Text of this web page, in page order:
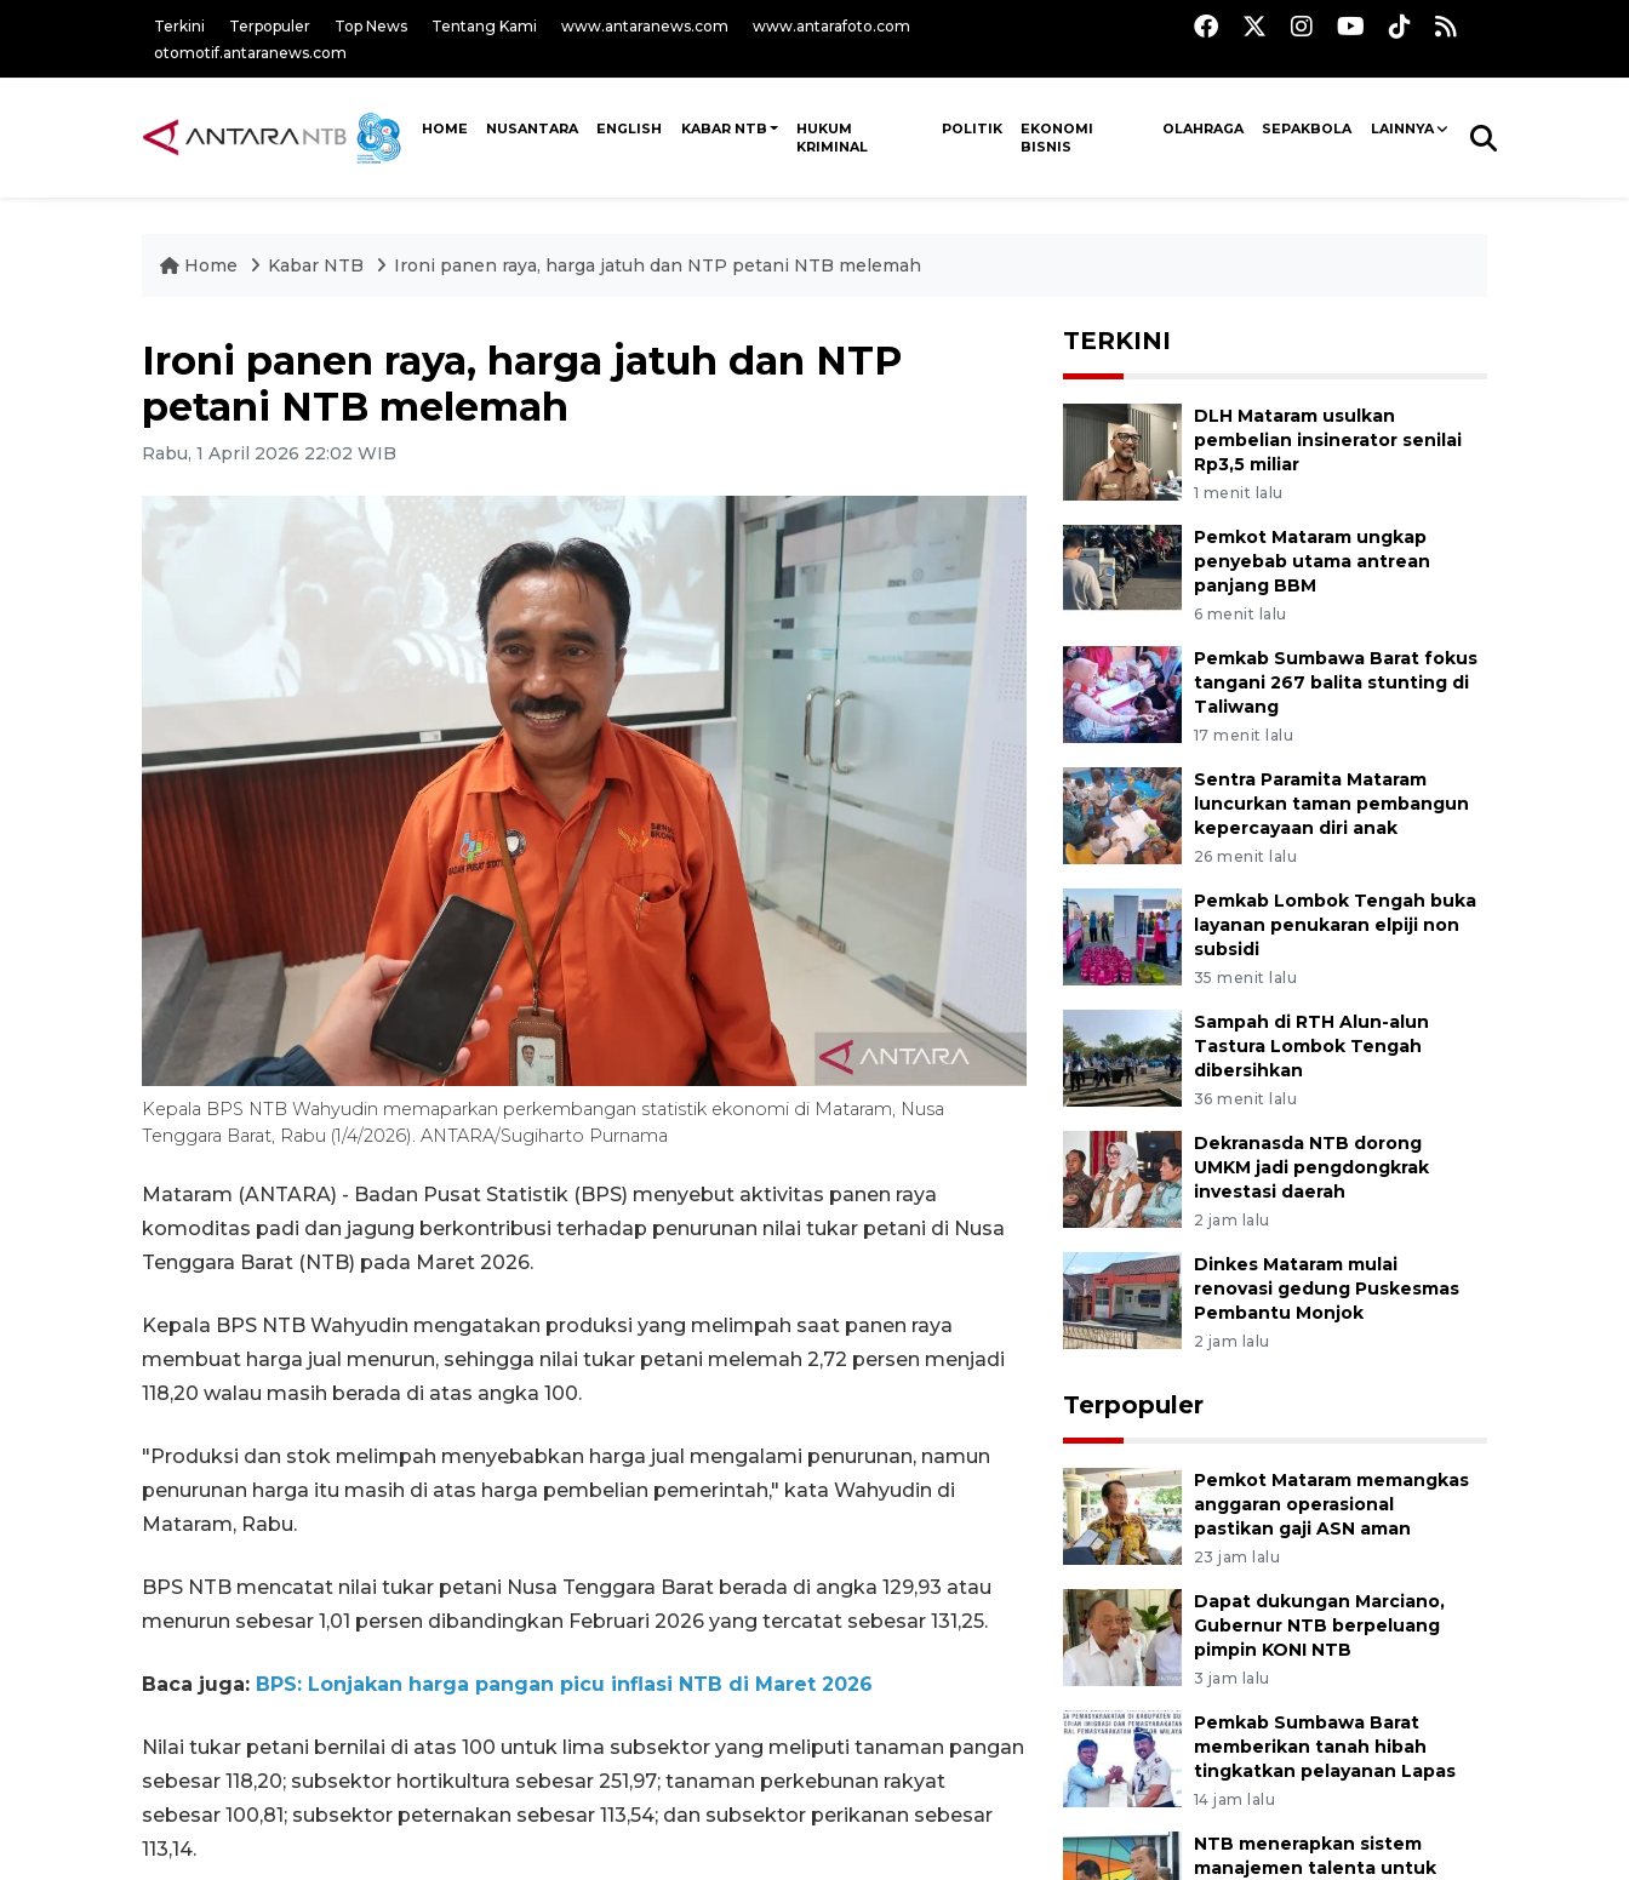
Terkini Terpopuler Top News Tentang Kami www.antaranews.com
www.antarafoto.com
otomotif.antaranews.com
HOME NUSANTARA ENGLISH KABAR NTB
HUKUM
KRIMINAL
POLITIK
EKONOMI
BISNIS
OLAHRAGA SEPAKBOLA LAINNYA
Home Kabar NTB Ironi panen raya, harga jatuh dan NTP petani NTB melemah
Ironi panen raya, harga jatuh dan NTP
petani NTB melemah
Rabu, 1 April 2026 22:02 WIB
Kepala BPS NTB Wahyudin memaparkan perkembangan statistik ekonomi di Mataram, Nusa
Tenggara Barat, Rabu (1/4/2026). ANTARA/Sugiharto Purnama
Mataram (ANTARA) - Badan Pusat Statistik (BPS) menyebut aktivitas panen raya
komoditas padi dan jagung berkontribusi terhadap penurunan nilai tukar petani di Nusa
Tenggara Barat (NTB) pada Maret 2026.
Kepala BPS NTB Wahyudin mengatakan produksi yang melimpah saat panen raya
membuat harga jual menurun, sehingga nilai tukar petani melemah 2,72 persen menjadi
118,20 walau masih berada di atas angka 100.
"Produksi dan stok melimpah menyebabkan harga jual mengalami penurunan, namun
penurunan harga itu masih di atas harga pembelian pemerintah," kata Wahyudin di
Mataram, Rabu.
BPS NTB mencatat nilai tukar petani Nusa Tenggara Barat berada di angka 129,93 atau
menurun sebesar 1,01 persen dibandingkan Februari 2026 yang tercatat sebesar 131,25.
Baca juga: BPS: Lonjakan harga pangan picu inflasi NTB di Maret 2026
Nilai tukar petani bernilai di atas 100 untuk lima subsektor yang meliputi tanaman pangan
sebesar 118,20; subsektor hortikultura sebesar 251,97; tanaman perkebunan rakyat
sebesar 100,81; subsektor peternakan sebesar 113,54; dan subsektor perikanan sebesar
113,14.
TERKINI
DLH Mataram usulkan
pembelian insinerator senilai
Rp3,5 miliar
1 menit lalu
Pemkot Mataram ungkap
penyebab utama antrean
panjang BBM
6 menit lalu
Pemkab Sumbawa Barat fokus
tangani 267 balita stunting di
Taliwang
17 menit lalu
Sentra Paramita Mataram
luncurkan taman pembangun
kepercayaan diri anak
26 menit lalu
Pemkab Lombok Tengah buka
layanan penukaran elpiji non
subsidi
35 menit lalu
Sampah di RTH Alun-alun
Tastura Lombok Tengah
dibersihkan
36 menit lalu
Dekranasda NTB dorong
UMKM jadi pengdongkrak
investasi daerah
2 jam lalu
Dinkes Mataram mulai
renovasi gedung Puskesmas
Pembantu Monjok
2 jam lalu
Terpopuler
Pemkot Mataram memangkas
anggaran operasional
pastikan gaji ASN aman
23 jam lalu
Dapat dukungan Marciano,
Gubernur NTB berpeluang
pimpin KONI NTB
3 jam lalu
Pemkab Sumbawa Barat
memberikan tanah hibah
tingkatkan pelayanan Lapas
14 jam lalu
NTB menerapkan sistem
manajemen talenta untuk